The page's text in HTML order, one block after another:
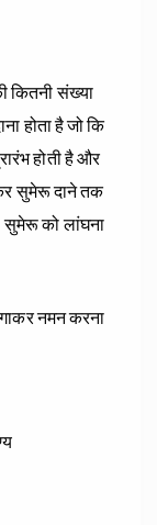
कितनी संख्या
होता है जो कि
होती है और
सुमेरू दाने तक
सुमेरू को लांघना
नमन करना